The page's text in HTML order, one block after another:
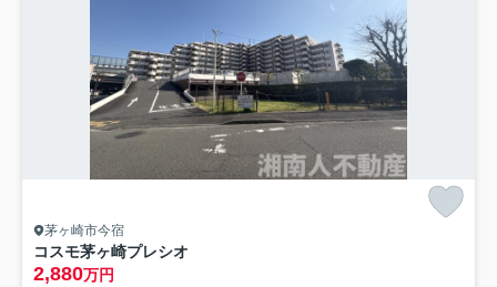
茅ヶ崎市今宿
コスモ茅ヶ崎プレシオ
2,880万円